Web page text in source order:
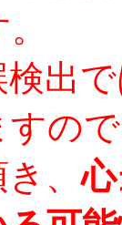
出
の
き、